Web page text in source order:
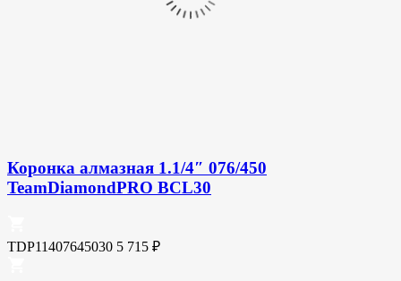
Коронка алмазная 1.1/4″ 076/450
TeamDiamondPRO BCL30
TDP11407645030 5 715 ₽